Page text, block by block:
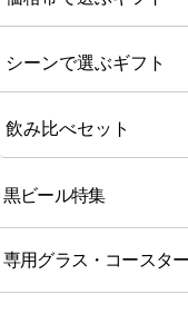
シーンで選ぶギフト
飲み比べセット
黒ビール特集
専用グラス・コースタ